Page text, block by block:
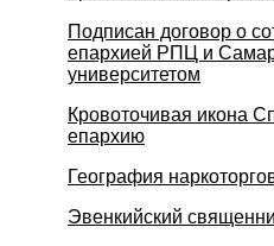
Подписан договор о
епархией РПЦ и
университетом
Кровоточивая икона
епархию
География
Эвенкийский